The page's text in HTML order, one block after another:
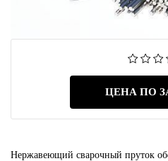
ЦЕНА ПО
Нержавеющий сварочный пруток